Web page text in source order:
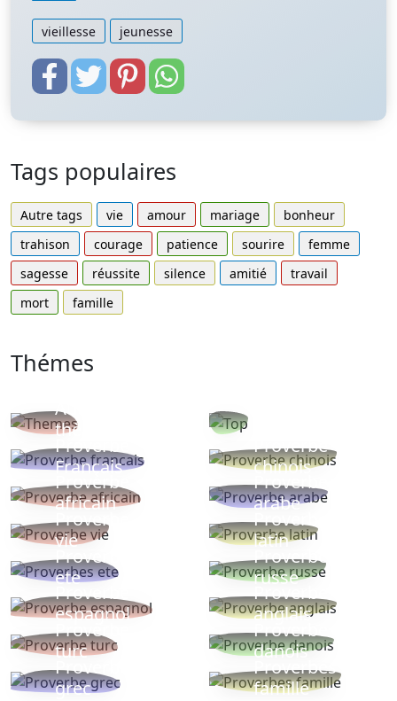
vieillesse jeunesse
Tags populaires
Autre tags vie amour mariage
bonheur
trahison
courage patience sourire
femme
sagesse
réussite silence amitié
travail
mort
famille
Thémes
Autres
thèmes
Proverbe
Français
Proverbe
chinois
Proverbe
africain
Proverbe
arabe
Proverbe
vie
Proverbe
latin
Proverbes
ete
Proverbe
russe
Proverbe
espagnol
Proverbe
anglais
Proverbe
turc
Proverbe
danois
Proverbe
grec
Proverbes
famille